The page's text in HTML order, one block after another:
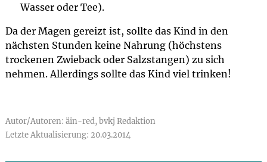
Wasser oder Tee).
Da der Magen gereizt ist, sollte das Kind in den
nächsten Stunden keine Nahrung (höchstens
trockenen Zwieback oder Salzstangen) zu sich
nehmen. Allerdings sollte das Kind viel trinken!
Autor/Autoren: äin-red, bvkj Redaktion
Letzte Aktualisierung: 20.03.2014